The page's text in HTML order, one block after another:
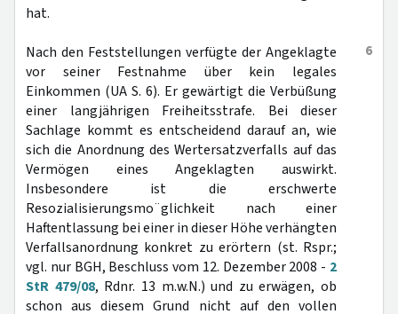
hat.
6
Nach den Feststellungen verfügte der Angeklagte
vor seiner Festnahme über kein legales
Einkommen (UA S. 6). Er gewärtigt die Verbüßung
einer langjährigen Freiheitsstrafe. Bei dieser
Sachlage kommt es entscheidend darauf an, wie
sich die Anordnung des Wertersatzverfalls auf das
Vermögen eines Angeklagten auswirkt.
Insbesondere ist die erschwerte
Resozialisierungsmo¨glichkeit nach einer
Haftentlassung bei einer in dieser Höhe verhängten
Verfallsanordnung konkret zu erörtern (st. Rspr.;
vgl. nur BGH, Beschluss vom 12. Dezember 2008 - 2
StR 479/08, Rdnr. 13 m.w.N.) und zu erwägen, ob
schon aus diesem Grund nicht auf den vollen